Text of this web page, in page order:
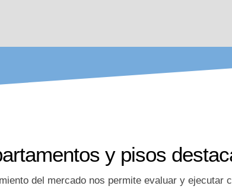
y pisos
del mercado nos permite evaluar y ejecutar